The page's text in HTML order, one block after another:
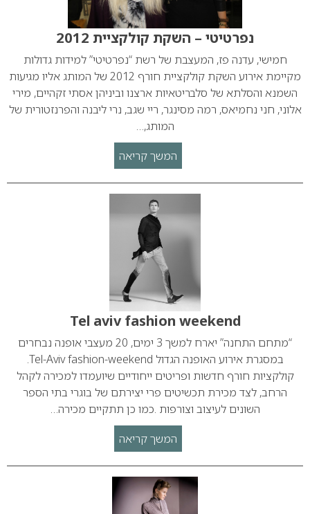
נפרטיטי – השקת קולקציית 2012
חמישי, עדנה פז, המעצבת של רשת “נפרטיטי” למידות גדולות
מקיימת אירוע השקת קולקציית חורף 2012 של המותג אליו מגיעות
השמנא והסלתא של סלבריטאיות ארצנו וביניהן אסתי זקהיים, מירי
אלוני, חני נחמיאס, רמה מסינגר, ריי שגב, נרי ליבנה והפרנזטורית של
המותג,…
המשך קריאה
Tel aviv fashion weekend
“מתחם התחנה” יארח למשך 3 ימים, 20 מעצבי אופנה נבחרים
במסגרת אירוע האופנה הגדול Tel-Aviv fashion-weekend.
קולקציות חורף חדשות ופריטים ייחודיים שיועמדו למכירה לקהל
הרחב, לצד מכירת תכשיטים פרי יצירתם של בוגרי בתי הספר
השונים לעיצוב וצורפות .כמו כן תתקיים מכירה…
המשך קריאה